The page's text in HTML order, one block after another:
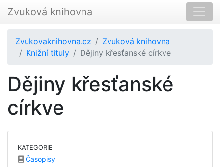
Zvuková knihovna
Zvukovaknihovna.cz
Zvuková knihovna
Knižní tituly
Dějiny křesťanské církve
Dějiny křesťanské
církve
KATEGORIE
Časopisy